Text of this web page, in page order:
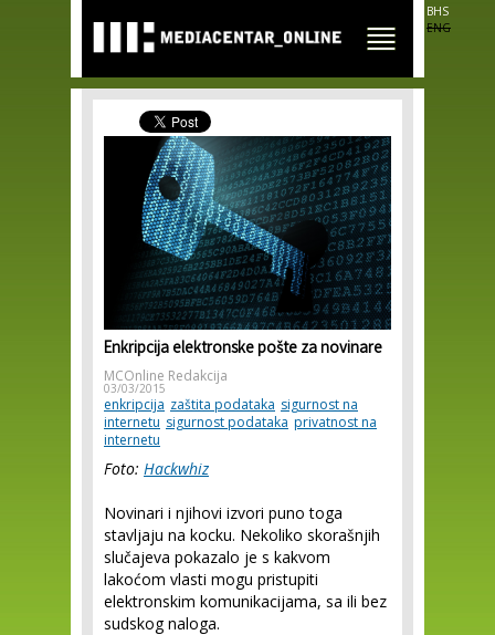
main
content
BHS
ENG
Enkripcija elektronske pošte za novinare
MCOnline Redakcija
03/03/2015
enkripcija zaštita podataka sigurnost na
internetu sigurnost podataka privatnost na
internetu
Foto: Hackwhiz
Novinari i njihovi izvori puno toga
stavljaju na kocku. Nekoliko skorašnjih
slučajeva pokazalo je s kakvom
lakoćom vlasti mogu pristupiti
elektronskim komunikacijama, sa ili bez
sudskog naloga.